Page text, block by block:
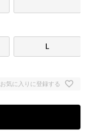
L
お気に入りに登録する